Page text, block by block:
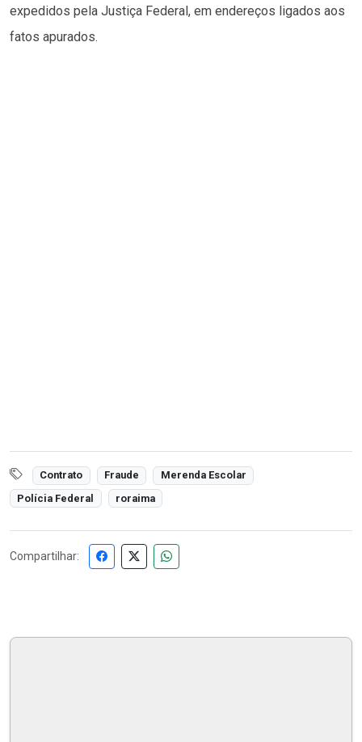
expedidos pela Justiça Federal, em endereços ligados aos
fatos apurados.
Contrato Fraude
Merenda Escolar
Polícia Federal
roraima
Compartilhar: